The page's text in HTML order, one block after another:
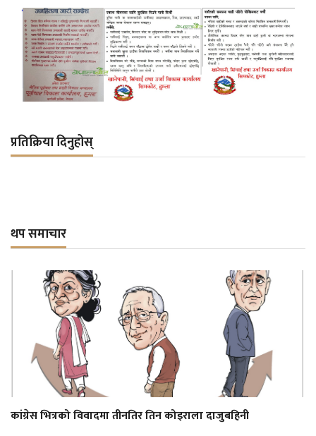
प्रतिक्रिया दिनुहोस्
थप समाचार
कांग्रेस भित्रको विवादमा तीनतिर तिन कोइराला दाजुबहिनी